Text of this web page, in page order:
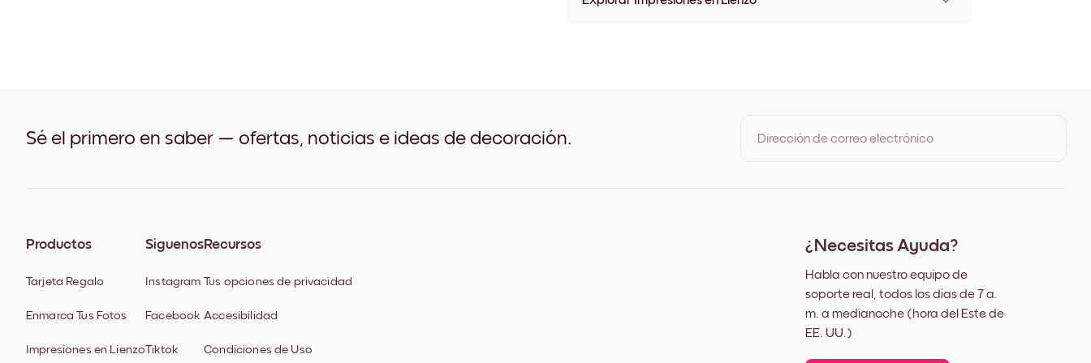
Sé el primero en saber — ofertas, noticias e ideas de decoración. Dirección de correo electrónico
Productos
Tarjeta Regalo
Enmarca Tus Fotos
Impresiones en Lienzo
Síguenos
Instagram
Facebook
Tiktok
Recursos
Tus opciones de privacidad
Accesibilidad
Condiciones de Uso
¿Necesitas Ayuda?
Habla con nuestro equipo de
soporte real, todos los días de 7 a.
m. a medianoche (hora del Este de
EE. UU.)